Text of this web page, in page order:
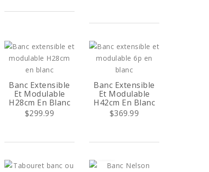
Banc Extensible
Et Modulable
H28cm En Blanc
$299.99
Banc Extensible
Et Modulable
H42cm En Blanc
$369.99